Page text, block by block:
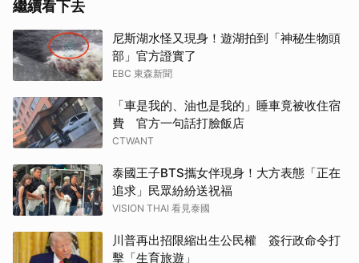
繼續看下去
尼斯湖水怪又現身！遊湖拍到「神秘生物頭
部」官方證實了
EBC 東森新聞
「車是我的、油也是我的」睡車竟被收住宿
費 官方一句話打臉飯店
CTWANT
泰國王子BTS攜女伴現身！大方表態「正在
追求」民眾紛紛送祝福
VISION THAI 看見泰國
川普再出招限縮出生公民權 簽行政命令打
擊「生育旅遊」